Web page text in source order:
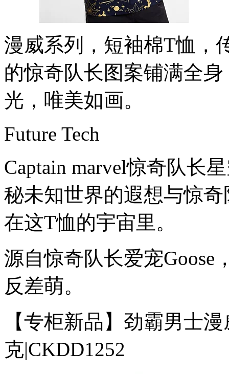
漫威系列，短袖棉T恤，
的惊奇队长图案铺满全
光，唯美如画。
Future Tech
Captain marvel惊奇队长
秘未知世界的遐想与惊
在这T恤的宇宙里。
源自惊奇队长爱宠Goose
反差萌。
【专柜新品】劲霸男士
克|CKDD1252